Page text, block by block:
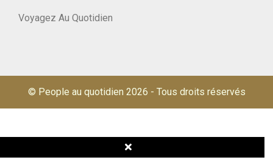
Voyagez Au Quotidien
© People au quotidien 2026 - Tous droits réservés